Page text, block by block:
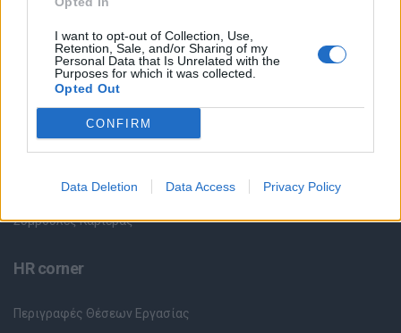
I want to opt-out of Collection, Use,
Retention, Sale, and/or Sharing of my
Personal Data that Is Unrelated with the
Purposes for which it was collected.
Opted Out
CONFIRM
Data Deletion Data Access Privacy Policy
Θέσεις Εργασίας ανά Εταιρεία
Κέντρο Βοήθειας
Υπηρεσίες υποψηφίων
Καταχώρηση Online Βιογραφικού
Συμβουλές Καριέρας
HR corner
Περιγραφές Θέσεων Εργασίας